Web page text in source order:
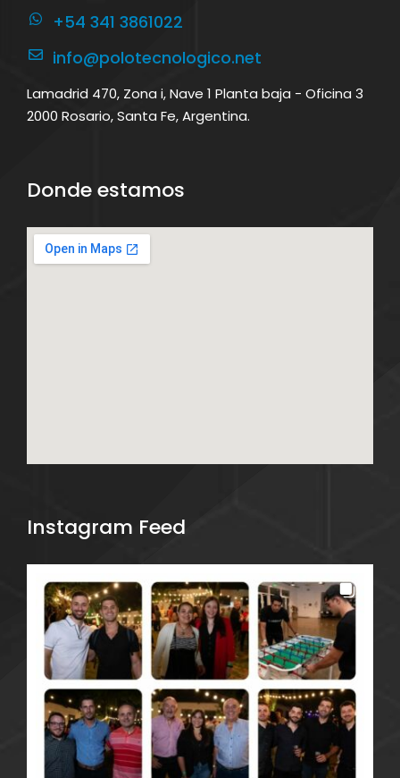
+54 341 3861022
info@polotecnologico.net
Lamadrid 470, Zona i, Nave 1 Planta baja - Oficina 3
2000 Rosario, Santa Fe, Argentina.
Donde estamos
Instagram Feed